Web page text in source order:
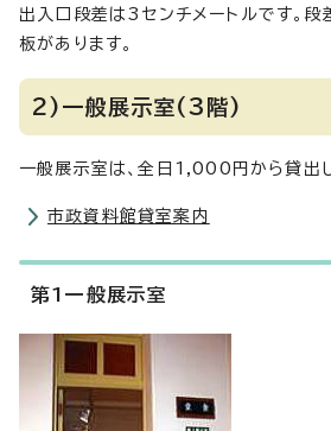
出入口段差は3センチメートルです。段
板があります。
2)一般展示室(3階)
一般展示室は、全日1,000円から貸出し
市政資料館貸室案内
第1一般展示室